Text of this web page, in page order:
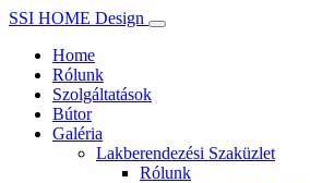
SSI HOME Design
Home
Rólunk
Szolgáltatások
Bútor
Galéria
Lakberendezési Szaküzlet
Rólunk